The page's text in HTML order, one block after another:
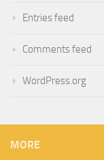
Entries feed
Comments feed
WordPress.org
MORE